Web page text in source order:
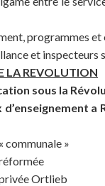
programmes et
et inspecteurs
LA REVOLUTION
sous la
d’enseignement a
communale »
Ortlieb